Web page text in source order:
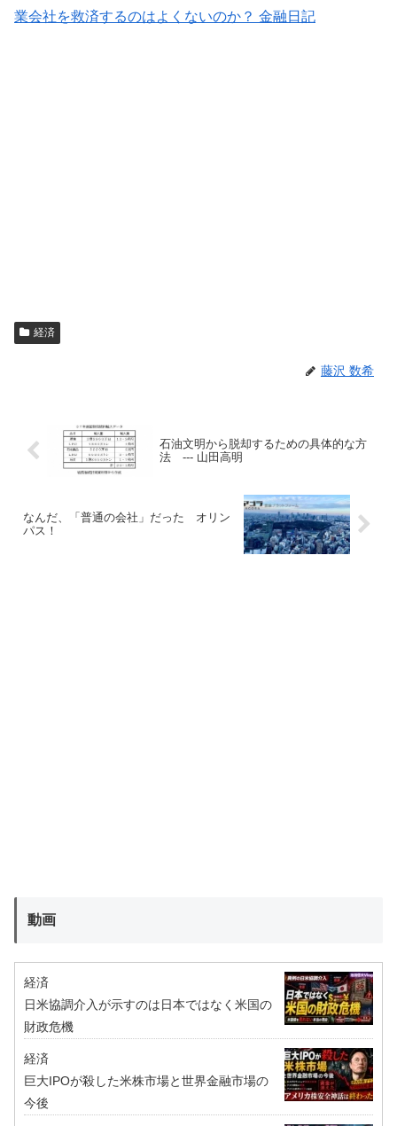
業会社を救済するのはよくないのか？ 金融日記
経済
藤沢 数希
石油文明から脱却するための具体的な方
法 --- 山田高明
なんだ、「普通の会社」だった オリン
パス！
動画
経済
日米協調介入が示すのは日本ではなく米国の
財政危機
経済
巨大IPOが殺した米株市場と世界金融市場の
今後